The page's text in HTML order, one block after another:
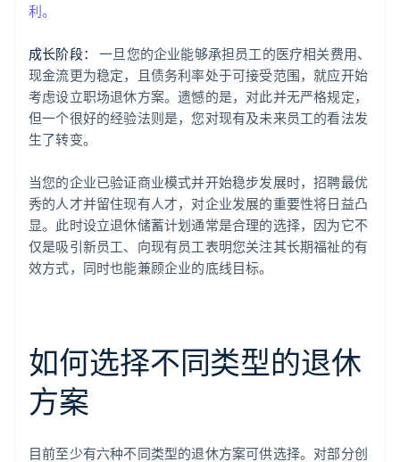
利。
成长阶段：
一旦您的企业能够承担员工的医疗相关费用、
现金流更为稳定，且债务利率处于可接受范围，就应开始
考虑设立职场退休方案。遗憾的是，对此并无严格规定，
但一个很好的经验法则是，您对现有及未来员工的看法发
生了转变。
当您的企业已验证商业模式并开始稳步发展时，招聘最优
秀的人才并留住现有人才，对企业发展的重要性将日益凸
显。此时设立退休储蓄计划通常是合理的选择，因为它不
仅是吸引新员工、向现有员工表明您关注其长期福祉的有
效方式，同时也能兼顾企业的底线目标。
如何选择不同类型的退休
方案
目前至少有六种不同类型的退休方案可供选择。对部分创